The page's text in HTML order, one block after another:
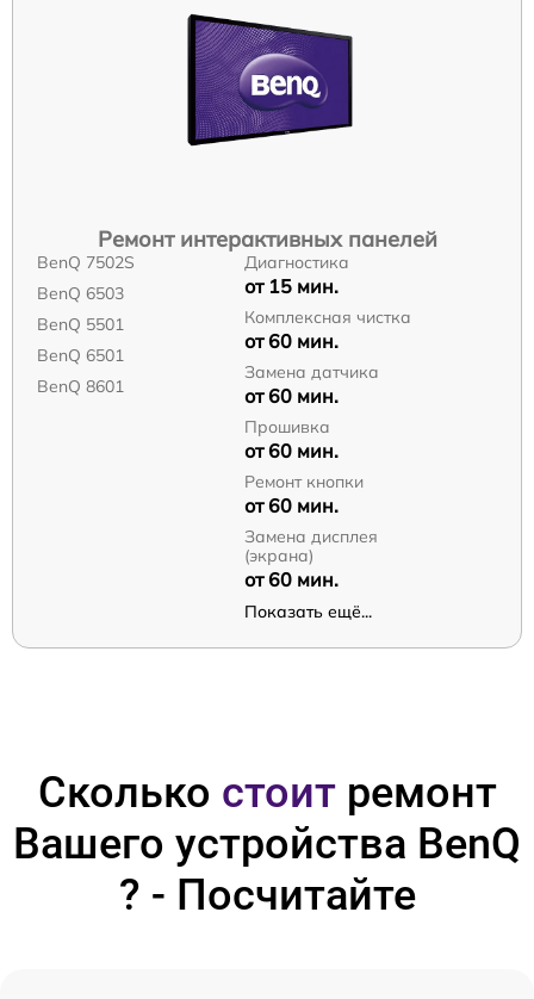
Ремонт интерактивных панелей
BenQ 7502S
BenQ 6503
BenQ 5501
BenQ 6501
BenQ 8601
Диагностика
от 15 мин.
Комплексная чистка
от 60 мин.
Замена датчика
от 60 мин.
Прошивка
от 60 мин.
Ремонт кнопки
от 60 мин.
Замена дисплея
(экрана)
от 60 мин.
Показать ещё...
Сколько стоитремонт
Вашего устройства BenQ
? - Посчитайте